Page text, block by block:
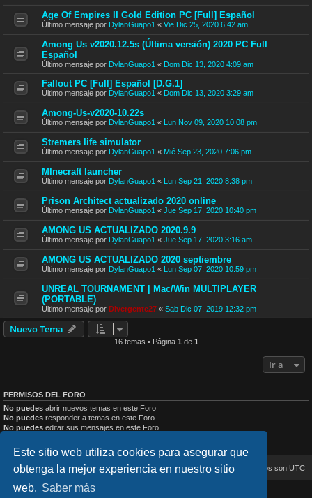
Este sitio web utiliza cookies para asegurar que
obtenga la mejor experiencia en nuestro sitio
web. Saber más
Age Of Empires II Gold Edition PC [Full] Español
Último mensaje por DylanGuapo1 « Vie Dic 25, 2020 6:42 am
Among Us v2020.12.5s (Última versión) 2020 PC Full
Español
Último mensaje por DylanGuapo1 « Dom Dic 13, 2020 4:09 am
Fallout PC [Full] Español [D.G.1]
Último mensaje por DylanGuapo1 « Dom Dic 13, 2020 3:29 am
Among-Us-v2020-10.22s
Último mensaje por DylanGuapo1 « Lun Nov 09, 2020 10:08 pm
Stremers life simulator
Último mensaje por DylanGuapo1 « Mié Sep 23, 2020 7:06 pm
MInecraft launcher
Último mensaje por DylanGuapo1 « Lun Sep 21, 2020 8:38 pm
Prison Architect actualizado 2020 online
Último mensaje por DylanGuapo1 « Jue Sep 17, 2020 10:40 pm
AMONG US ACTUALIZADO 2020.9.9
Último mensaje por DylanGuapo1 « Jue Sep 17, 2020 3:16 am
AMONG US ACTUALIZADO 2020 septiembre
Último mensaje por DylanGuapo1 « Lun Sep 07, 2020 10:59 pm
UNREAL TOURNAMENT | Mac/Win MULTIPLAYER
(PORTABLE)
Último mensaje por Divergente27 « Sab Dic 07, 2019 12:32 pm
Nuevo Tema
16 temas • Página 1 de 1
Ir a
PERMISOS DEL FORO
No puedes abrir nuevos temas en este Foro
No puedes responder a temas en este Foro
No puedes editar sus mensajes en este Foro
No puedes
enviar adjuntos en este Foro
Inicio Índice general Todos los horarios son UTC